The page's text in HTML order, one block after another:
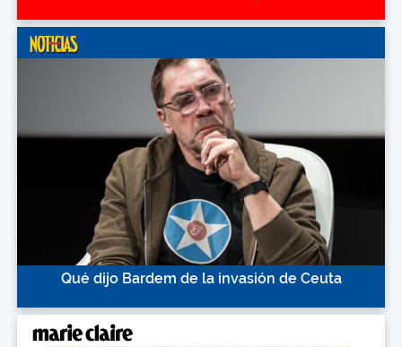
Qué dijo Bardem de la invasión de Ceuta